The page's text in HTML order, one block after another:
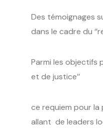
Des témoignages
dans le cadre du
Parmi les objectifs
et de justice’’
ce requiem pour
allant de leaders